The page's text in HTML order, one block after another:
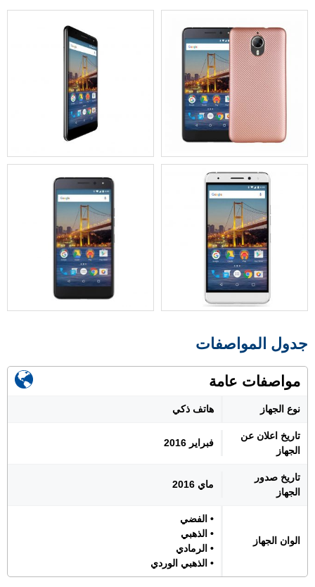
جدول المواصفات
مواصفات عامة
نوع الجهاز هاتف ذكي
تاريخ اعلان عن
الجهاز
فبراير 2016
تاريخ صدور
الجهاز
ماي 2016
الوان الجهاز
• الفضي
• الذهبي
• الرمادي
• الذهبي الوردي